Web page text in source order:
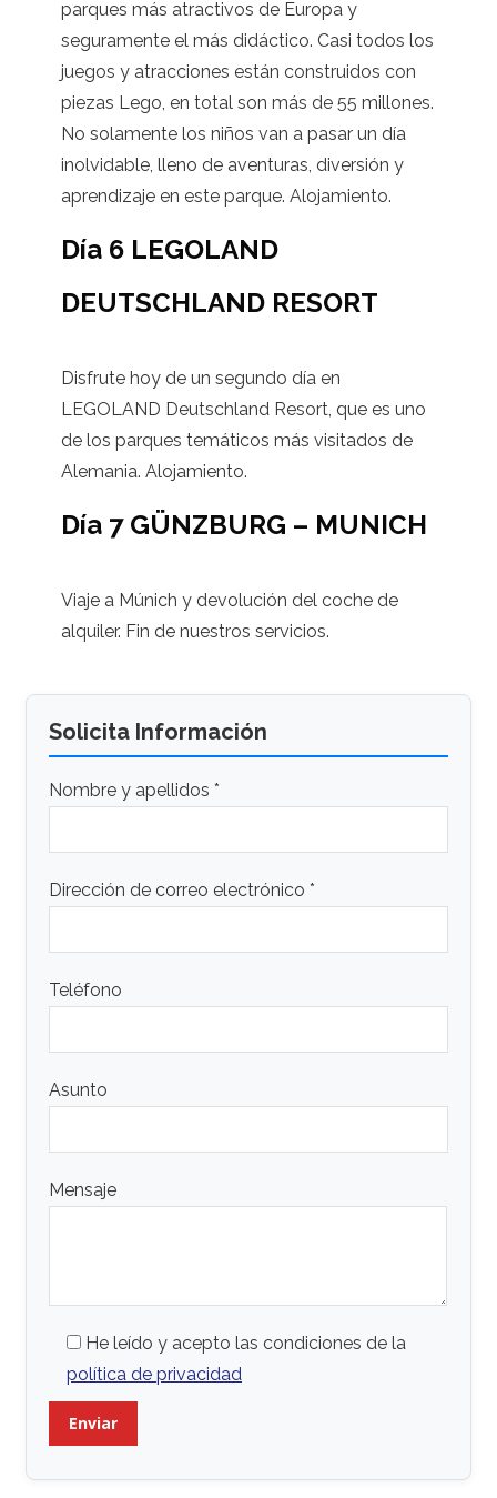
parques más atractivos de Europa y
seguramente el más didáctico. Casi todos los
juegos y atracciones están construidos con
piezas Lego, en total son más de 55 millones.
No solamente los niños van a pasar un día
inolvidable, lleno de aventuras, diversión y
aprendizaje en este parque. Alojamiento.
Día 6 LEGOLAND
DEUTSCHLAND RESORT
Disfrute hoy de un segundo día en
LEGOLAND Deutschland Resort, que es uno
de los parques temáticos más visitados de
Alemania. Alojamiento.
Día 7 GÜNZBURG – MUNICH
Viaje a Múnich y devolución del coche de
alquiler. Fin de nuestros servicios.
Solicita Información
Nombre y apellidos *
Dirección de correo electrónico *
Teléfono
Asunto
Mensaje
He leído y acepto las condiciones de la
política de privacidad